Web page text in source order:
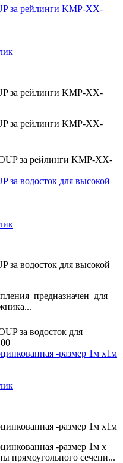
за рейлинги KMP-XX-
за рейлинги KMP-XX-
за рейлинги KMP-XX-
за водосток для высокой
за водосток для высокой
предназначен для
-размер 1м х1м
-размер 1м х1м
-размер 1м х
прямоугольного сечени...